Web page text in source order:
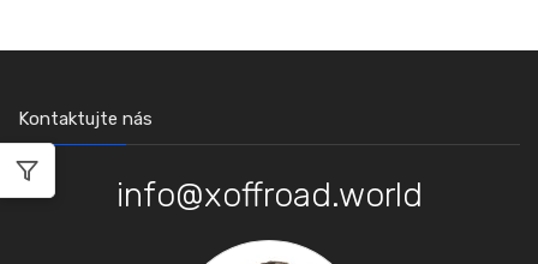
Kontaktujte nás
info@xoffroad.world